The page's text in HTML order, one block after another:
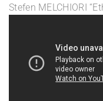
Stefen MELCHIORI